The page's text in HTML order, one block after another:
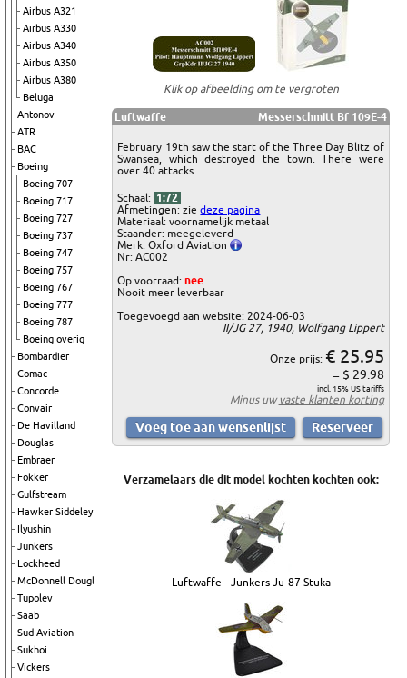
Airbus A321
Airbus A330
Airbus A340
Airbus A350
Airbus A380
Beluga
Antonov
ATR
BAC
Boeing
Boeing 707
Boeing 717
Boeing 727
Boeing 737
Boeing 747
Boeing 757
Boeing 767
Boeing 777
Boeing 787
Boeing overig
Bombardier
Comac
Concorde
Convair
De Havilland
Douglas
Embraer
Fokker
Gulfstream
Hawker Siddeley
Ilyushin
Junkers
Lockheed
McDonnell Douglas
Tupolev
Saab
Sud Aviation
Sukhoi
Vickers
Klik op afbeelding om te vergroten
Luftwaffe Messerschmitt Bf 109E-4
February 19th saw the start of the Three Day Blitz of
Swansea, which destroyed the town. There were
over 40 attacks.
Schaal: 1:72
Afmetingen: ziedeze pagina
Materiaal: voornamelijk metaal
Staander: meegeleverd
Merk: Oxford Aviation
Nr: AC002
Op voorraad:nee
Nooit meer leverbaar
Toegevoegd aan website: 2024-06-03
II/JG 27, 1940, Wolfgang Lippert
Onze prijs: € 25.95
= $ 29.98
incl. 15% US tariffs
Minus uwvaste klanten korting
Verzamelaars die dit model kochten kochten ook:
Luftwaffe - Junkers Ju-87 Stuka